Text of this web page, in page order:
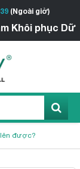
(Ngoài giờ)
phục Dữ liệu
lên được?